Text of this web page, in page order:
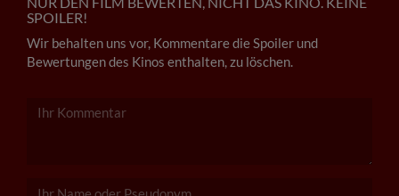
SPOILER!
Wir behalten uns vor, Kommentare die Spoiler und
Bewertungen des Kinos enthalten, zu löschen.